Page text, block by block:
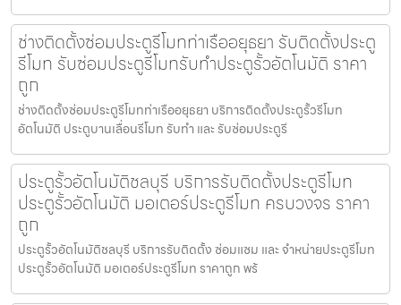
ช่างติดตั้งซ่อมประตูรีโมทท่าเรืออยุธยา รับติดตั้งประตู
รีโมท รับซ่อมประตูรีโมทรับทำประตูรั้วอัตโนมัติ ราคา
ถูก
ช่างติดตั้งซ่อมประตูรีโมทท่าเรืออยุธยา บริการติดตั้งประตูรั้วรีโมท
อัตโนมัติ ประตูบานเลื่อนรีโมท รับทำ และ รับซ่อมประตูรี
ประตูรั้วอัตโนมัติชลบุรี บริการรับติดตั้งประตูรีโมท
ประตูรั้วอัตโนมัติ มอเตอร์ประตูรีโมท ครบวงจร ราคา
ถูก
ประตูรั้วอัตโนมัติชลบุรี บริการรับติดตั้ง ซ่อมแซม และ จำหน่ายประตูรีโมท
ประตูรั้วอัตโนมัติ มอเตอร์ประตูรีโมท ราคาถูก พร้